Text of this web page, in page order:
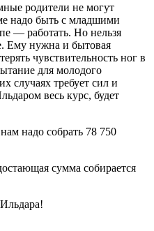
родители не могут
надо быть с младшими
— работать. Но нельзя
Ему нужна и бытовая
чувствительность ног в
для молодого
случаях требует сил и
весь курс, будет
надо собрать 78 750
сумма собирается